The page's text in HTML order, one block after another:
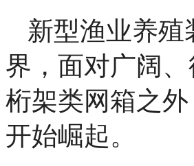
新型渔业养
界，面对广阔
桁架类网箱之
开始崛起。